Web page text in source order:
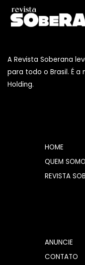
Skip
content
A Revista Soberana
para todo o Brasil. É
Holding.
HOME
QUEM
REVISTA
ANUNCIE
CONTATO